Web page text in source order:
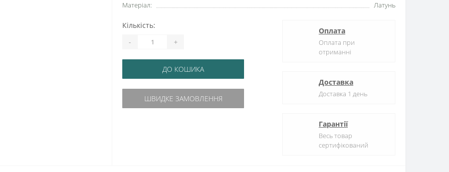
Матеріал:
Латунь
Кількість:
- +
ДО КОШИКА
ШВИДКЕ ЗАМОВЛЕННЯ
Оплата
Оплата при
отриманні
Доставка
Доставка 1 день
Гарантії
Весь товар
сертифікований